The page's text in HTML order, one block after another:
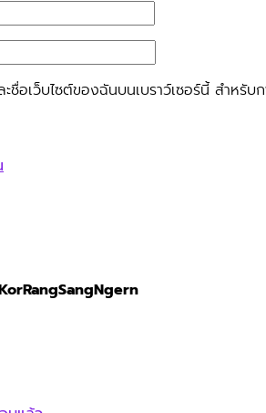
ชื่อเว็บไซต์ของฉันบนเบราว์เซอร์นี้ สำหรับ